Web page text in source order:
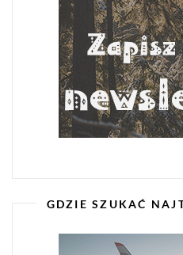
GDZIE SZUKAĆ